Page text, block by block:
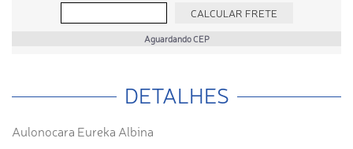
Aguardando CEP
DETALHES
Aulonocara Eureka Albina